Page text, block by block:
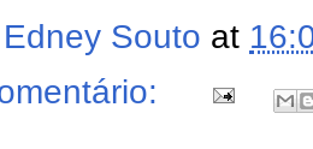
Edney Souto at